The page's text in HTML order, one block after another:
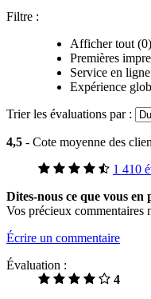
Filtre :
Afficher tout (0)
Premières
Service en
Expérience
Trier les évaluations par :
4,5 - Cote moyenne des
1 410
Dites-nous ce que vous en
Vos précieux commentaires
Écrire un commentaire
Évaluation :
4